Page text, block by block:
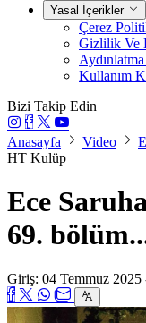
Yasal İçerikler
Çerez
Gizlilik Ve
Kullanım
Bizi Takip Edin
Anasayfa Video
HT Kulüp
Ece
69.
Giriş: 04 Temmuz 2025